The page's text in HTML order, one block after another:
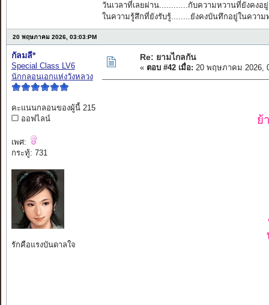
วันเวลาที่เลยผ่าน............กับความหวานที่ยังคงอยู่
ในความรู้สึกที่ยังรับรู้........ยังคงบันทึกอยู่ในความ
20 พฤษภาคม 2026, 03:03:PM
กัลมลี*
Special Class LV6
นักกลอนเอกแห่งวังหลวง
คะแนนกลอนของผู้นี้ 215
ออฟไลน์
เพศ:
กระทู้: 731
รักคือแรงบันดาลใจ
Re: ยามไกลกัน
« ตอบ #42 เมื่อ: 20 พฤษภาคม 2026,
ย้